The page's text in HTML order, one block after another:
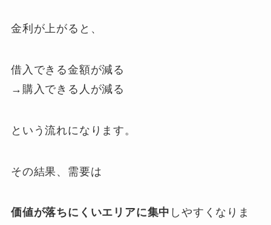
金利が上がると、
借入できる金額が減る
→購入できる人が減る
という流れになります。
その結果、需要は
価値が落ちにくいエリアに集中 しやすくなりま